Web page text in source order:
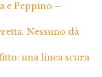
e Peppino –
Nessuno dà
una linea scura